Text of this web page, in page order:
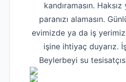
kandıramasın.
paranızı alamasın.
evimizde ya da iş
işine ihtiyaç duyarız.
Beylerbeyi su